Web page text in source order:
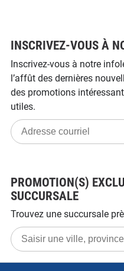
INSCRIVEZ-VOUS À
Inscrivez-vous à notre
l’affût des dernières
des promotions
utiles.
Adresse
courriel
PROMOTION(S)
SUCCURSALE
Trouvez une succursale
Saisir
une
ville,